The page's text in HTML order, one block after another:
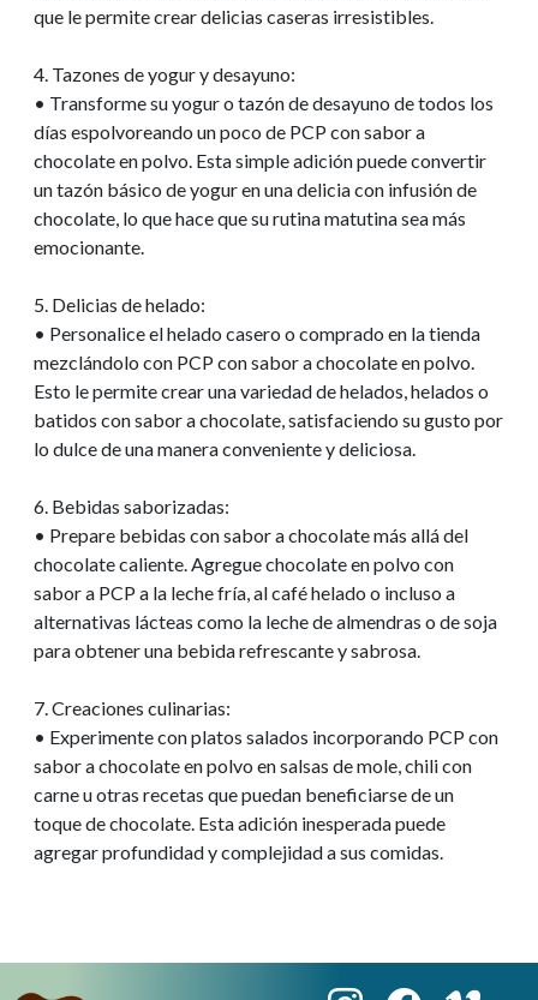
que le permite crear delicias caseras irresistibles.
4. Tazones de yogur y desayuno:
• Transforme su yogur o tazón de desayuno de todos los
días espolvoreando un poco de PCP con sabor a
chocolate en polvo. Esta simple adición puede convertir
un tazón básico de yogur en una delicia con infusión de
chocolate, lo que hace que su rutina matutina sea más
emocionante.
5. Delicias de helado:
• Personalice el helado casero o comprado en la tienda
mezclándolo con PCP con sabor a chocolate en polvo.
Esto le permite crear una variedad de helados, helados o
batidos con sabor a chocolate, satisfaciendo su gusto por
lo dulce de una manera conveniente y deliciosa.
6. Bebidas saborizadas:
• Prepare bebidas con sabor a chocolate más allá del
chocolate caliente. Agregue chocolate en polvo con
sabor a PCP a la leche fría, al café helado o incluso a
alternativas lácteas como la leche de almendras o de soja
para obtener una bebida refrescante y sabrosa.
7. Creaciones culinarias:
• Experimente con platos salados incorporando PCP con
sabor a chocolate en polvo en salsas de mole, chili con
carne u otras recetas que puedan beneficiarse de un
toque de chocolate. Esta adición inesperada puede
agregar profundidad y complejidad a sus comidas.